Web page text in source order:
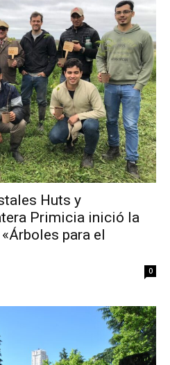
Huts y
Primicia inició la
para el
0